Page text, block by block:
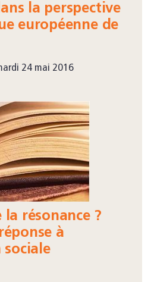
la perspective
européenne de
24 mai 2016
la résonance ?
à
sociale